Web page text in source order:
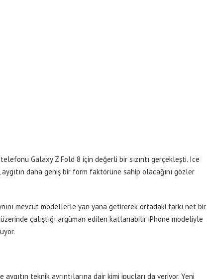
Galaxy Z Fold 8 için değerli bir sızıntı gerçekleşti. Ice
daha geniş bir form faktörüne sahip olacağını gözler
mevcut modellerle yan yana getirerek ortadaki farkı net bir
çalıştığı argüman edilen katlanabilir iPhone modeliyle
aygıtın teknik ayrıntılarına dair kimi ipuçları da veriyor. Yeni